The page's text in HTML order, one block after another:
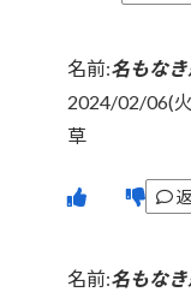
名前:名もな
2024/02/06(
草
名前:名もな